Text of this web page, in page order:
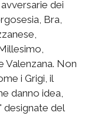
dei
Bra,
Valenzana. Non
i Grigi, il
danno idea,
designate del